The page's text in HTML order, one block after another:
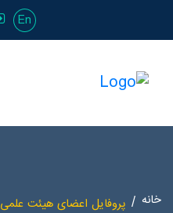
En
خانه پروفایل اعضای هیئت علمی